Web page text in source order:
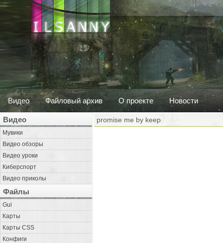
Видео Файловый архив О проекте Новости
Видео
Мувики
Видео обзоры
Видео уроки
Киберспорт
Видео приколы
Файлы
Gui
Карты
Карты CSS
Конфиги
promise me by keep